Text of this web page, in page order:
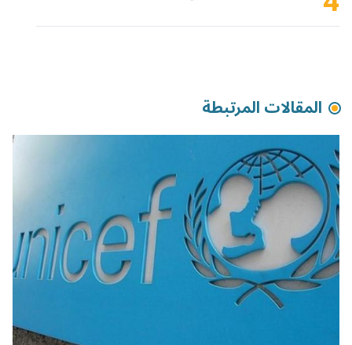
المقالات المرتبطة